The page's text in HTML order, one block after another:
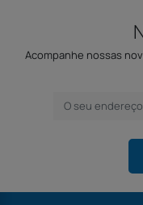
Acompanhe nossas